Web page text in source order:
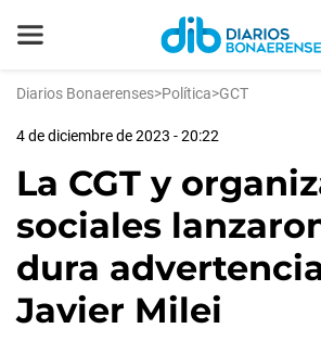
Diarios Bonaerenses>Política>GCT
4 de diciembre de 2023 - 20:22
La CGT y
sociales
dura
Javier Milei